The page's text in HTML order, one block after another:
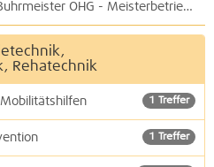
OrthopädieTechnik Schulz & Buhrmeister OHG - Meisterbetrieb - in der Schönholzer Straße
Rehatechnik
1 Treffer
1 Treffer